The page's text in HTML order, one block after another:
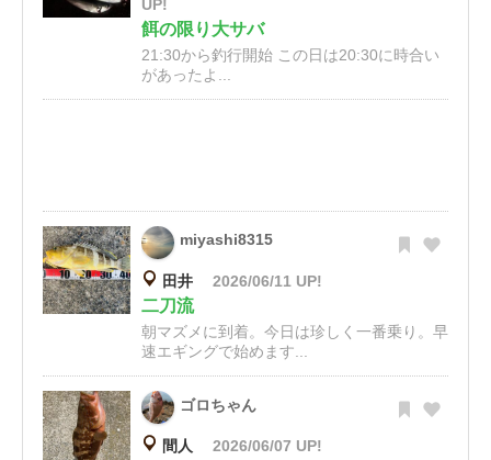
UP!
餌の限り大サバ
21:30から釣行開始 この日は20:30に時合い
があったよ...
miyashi8315
田井 2026/06/11 UP!
二刀流
朝マズメに到着。今日は珍しく一番乗り。早
速エギングで始めます...
ゴロちゃん
間人 2026/06/07 UP!